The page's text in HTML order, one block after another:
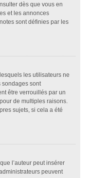
dès que vous en
et les annonces
sont définies par les
les utilisateurs ne
sondages sont
être verrouillés par un
de multiples raisons.
sujets, si cela a été
l’auteur peut insérer
peuvent